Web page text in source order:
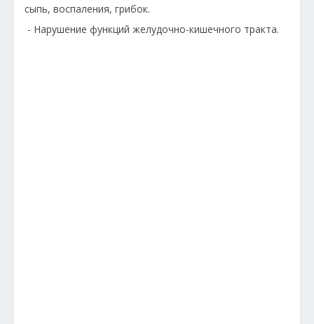
сыпь, воспаления, грибок.
- Нарушение функций желудочно-кишечного тракта.